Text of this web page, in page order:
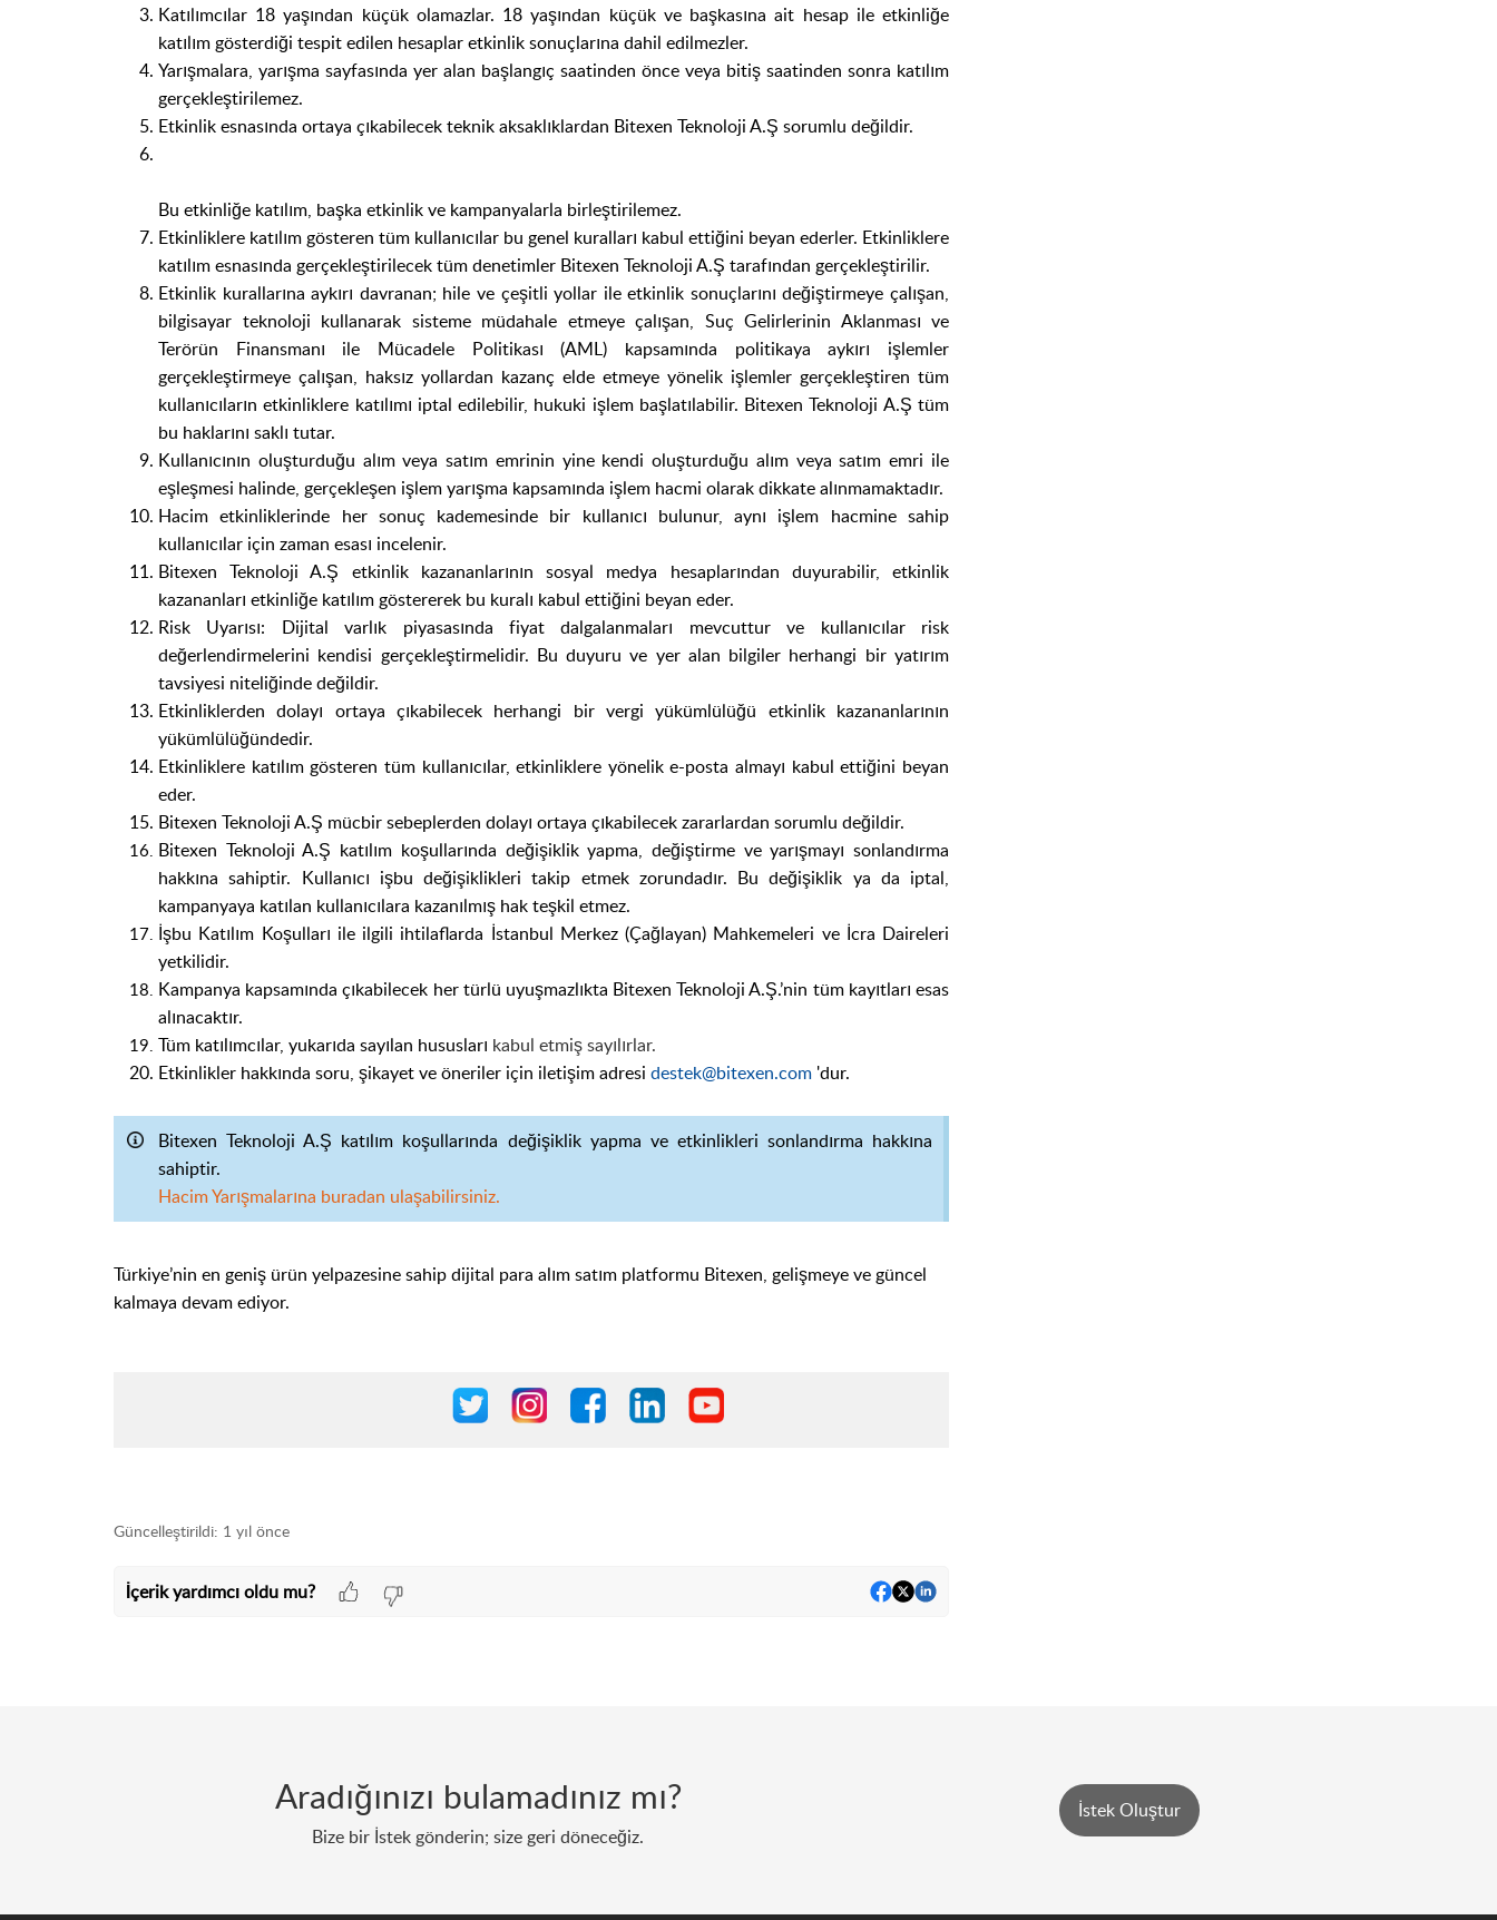
Katılımcılar 18 yaşından küçük olamazlar. 18 yaşından küçük ve başkasına ait hesap ile etkinliğe
katılım gösterdiği tespit edilen hesaplar etkinlik sonuçlarına dahil edilmezler.
Yarışmalara, yarışma sayfasında yer alan başlangıç saatinden önce veya bitiş saatinden sonra katılım
gerçekleştirilemez.
Etkinlik esnasında ortaya çıkabilecek teknik aksaklıklardan Bitexen Teknoloji A.Ş sorumlu değildir.
Bu etkinliğe katılım, başka etkinlik ve kampanyalarla birleştirilemez.
Etkinliklere katılım gösteren tüm kullanıcılar bu genel kuralları kabul ettiğini beyan ederler. Etkinliklere
katılım esnasında gerçekleştirilecek tüm denetimler Bitexen Teknoloji A.Ş tarafından gerçekleştirilir.
Etkinlik kurallarına aykırı davranan; hile ve çeşitli yollar ile etkinlik sonuçlarını değiştirmeye çalışan,
bilgisayar teknoloji kullanarak sisteme müdahale etmeye çalışan, Suç Gelirlerinin Aklanması ve
Terörün Finansmanı ile Mücadele Politikası (AML) kapsamında politikaya aykırı işlemler
gerçekleştirmeye çalışan, haksız yollardan kazanç elde etmeye yönelik işlemler gerçekleştiren tüm
kullanıcıların etkinliklere katılımı iptal edilebilir, hukuki işlem başlatılabilir. Bitexen Teknoloji A.Ş tüm
bu haklarını saklı tutar.
Kullanıcının oluşturduğu alım veya satım emrinin yine kendi oluşturduğu alım veya satım emri ile
eşleşmesi halinde, gerçekleşen işlem yarışma kapsamında işlem hacmi olarak dikkate alınmamaktadır.
Hacim etkinliklerinde her sonuç kademesinde bir kullanıcı bulunur, aynı işlem hacmine sahip
kullanıcılar için zaman esası incelenir.
Bitexen Teknoloji A.Ş etkinlik kazananlarının sosyal medya hesaplarından duyurabilir, etkinlik
kazananları etkinliğe katılım göstererek bu kuralı kabul ettiğini beyan eder.
Risk Uyarısı: Dijital varlık piyasasında fiyat dalgalanmaları mevcuttur ve kullanıcılar risk
değerlendirmelerini kendisi gerçekleştirmelidir. Bu duyuru ve yer alan bilgiler herhangi bir yatırım
tavsiyesi niteliğinde değildir.
Etkinliklerden dolayı ortaya çıkabilecek herhangi bir vergi yükümlülüğü etkinlik kazananlarının
yükümlülüğündedir.
Etkinliklere katılım gösteren tüm kullanıcılar, etkinliklere yönelik e-posta almayı kabul ettiğini beyan
eder.
Bitexen Teknoloji A.Ş mücbir sebeplerden dolayı ortaya çıkabilecek zararlardan sorumlu değildir.
Bitexen Teknoloji A.Ş katılım koşullarında değişiklik yapma, değiştirme ve yarışmayı sonlandırma
hakkına sahiptir. Kullanıcı işbu değişiklikleritakip etmek zorundadır. Bu değişiklik ya da iptal,
kampanyaya katılan kullanıcılara kazanılmış hak teşkil etmez.
İşbu Katılım Koşulları ile ilgili ihtilaflarda İstanbul Merkez (Çağlayan) Mahkemeleri ve İcra Daireleri
yetkilidir.
Kampanya kapsamında çıkabilecek her türlü uyuşmazlıkta Bitexen Teknoloji A.Ş.’nin tüm kayıtları esas
alınacaktır.
Tüm katılımcılar, yukarıda sayılan hususları kabul etmiş sayılırlar.
Etkinlikler hakkında soru, şikayet ve öneriler için iletişim adresi destek@bitexen.com 'dur.
Bitexen Teknoloji A.Ş katılım koşullarında değişiklik yapma ve etkinlikleri sonlandırma hakkına
sahiptir.
Hacim Yarışmalarına buradan ulaşabilirsiniz.
Türkiye’nin en geniş ürün yelpazesine sahip dijital para alım satım platformu Bitexen, gelişmeye ve güncel
kalmaya devam ediyor.
Güncelleştirildi: 1 yıl önce
İçerik yardımcı oldu mu?
Aradığınızı bulamadınız mı?
Bize bir İstek gönderin; size geri döneceğiz.
İstek Oluştur